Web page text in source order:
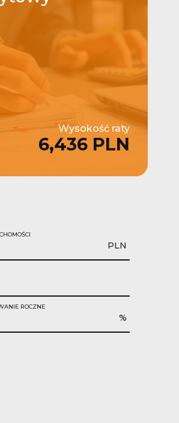
Wysokość raty
6,436 PLN
PLN
ROCZNE
%